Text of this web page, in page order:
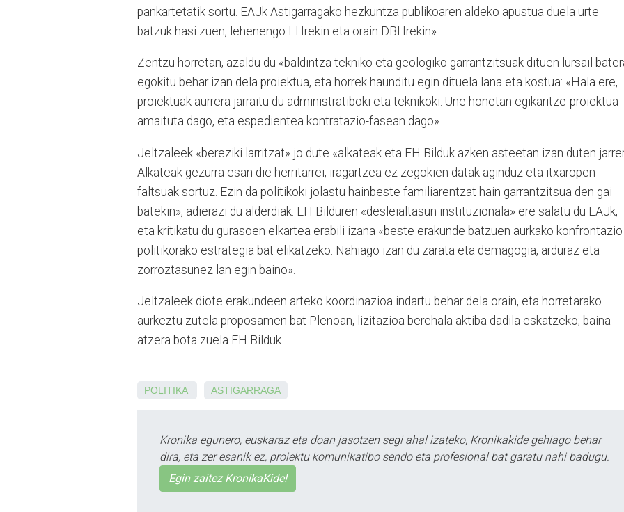
pankartetatik sortu. EAJk Astigarragako hezkuntza publikoaren aldeko apustua duela urte
batzuk hasi zuen, lehenengo LHrekin eta orain DBHrekin».
Zentzu horretan, azaldu du «baldintza tekniko eta geologiko garrantzitsuak dituen lursail
egokitu behar izan dela proiektua, eta horrek haunditu egin dituela lana eta kostua: «Hala ere,
proiektuak aurrera jarraitu du administratiboki eta teknikoki. Une honetan egikaritze-proiektua
amaituta dago, eta espedientea kontratazio-fasean dago».
Jeltzaleek «bereziki larritzat» jo dute «alkateak eta EH Bilduk azken asteetan izan duten
Alkateak gezurra esan die herritarrei, iragartzea ez zegokien datak aginduz eta itxaropen
faltsuak sortuz. Ezin da politikoki jolastu hainbeste familiarentzat hain garrantzitsua den gai
batekin», adierazi du alderdiak. EH Bilduren «desleialtasun instituzionala» ere salatu du EAJk,
eta kritikatu du gurasoen elkartea erabili izana «beste erakunde batzuen aurkako konfrontazio
politikorako estrategia bat elikatzeko. Nahiago izan du zarata eta demagogia, arduraz eta
zorroztasunez lan egin baino».
Jeltzaleek diote erakundeen arteko koordinazioa indartu behar dela orain, eta horretarako
aurkeztu zutela proposamen bat Plenoan, lizitazioa berehala aktiba dadila eskatzeko; baina
atzera bota zuela EH Bilduk.
POLITIKA ASTIGARRAGA
Kronika egunero, euskaraz eta doan jasotzen segi ahal izateko, Kronikakide gehiago behar
dira, eta zer esanik ez, proiektu komunikatibo sendo eta profesional bat garatu nahi badugu.
Egin zaitez KronikaKide!